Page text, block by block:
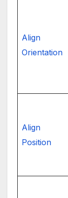
Align
Orientation
Align
Position